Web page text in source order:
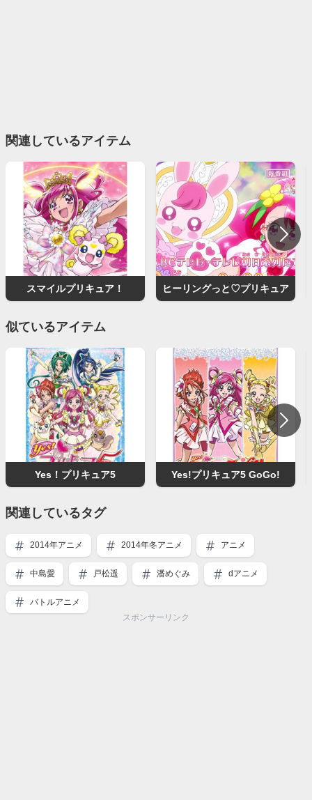
関連しているアイテム
スマイルプリキュア！ ヒーリングっと♡プリキュア
似ているアイテム
Yes！プリキュア5 Yes!プリキュア5 GoGo!
関連しているタグ
2014年アニメ 2014年冬アニメ アニメ
中島愛 戸松遥 潘めぐみ dアニメ
バトルアニメ
スポンサーリンク